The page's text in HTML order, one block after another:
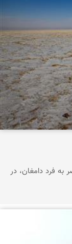
به فرد دامغان، در